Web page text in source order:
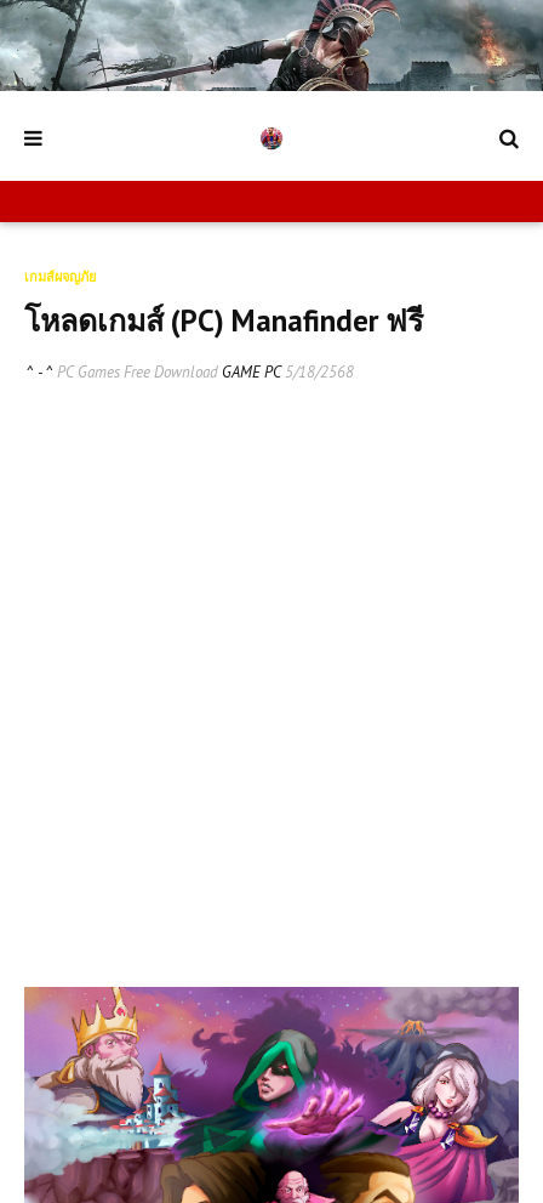
เกมส์ผจญภัย
โหลดเกมส์ (PC) Manafinder ฟรี
^ - ^ PC Games Free Download GAME PC5/18/2568